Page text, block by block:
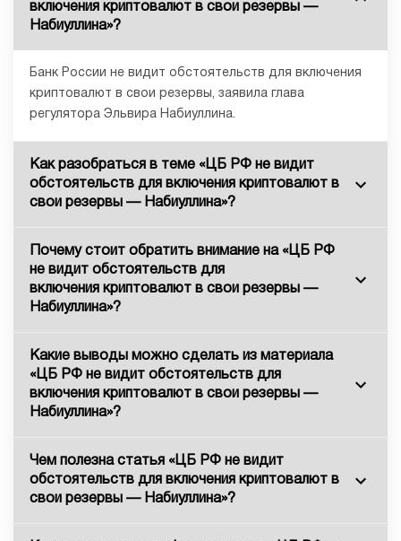
включения криптовалют в свои резервы —
Набиуллина»?
Банк России не видит обстоятельств для включения
криптовалют в свои резервы, заявила глава
регулятора Эльвира Набиуллина.
Как разобраться в теме «ЦБ РФ не видит
обстоятельств для включения криптовалют в
свои резервы — Набиуллина»?
Почему стоит обратить внимание на «ЦБ РФ
не видит обстоятельств для
включения криптовалют в свои резервы —
Набиуллина»?
Какие выводы можно сделать из материала
«ЦБ РФ не видит обстоятельств для
включения криптовалют в свои резервы —
Набиуллина»?
Чем полезна статья «ЦБ РФ не видит
обстоятельств для включения криптовалют в
свои резервы — Набиуллина»?